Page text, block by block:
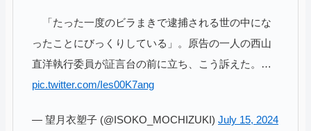
「たった一度のビラまきで逮捕される世の中にな
ったことにびっくりしている」。原告の一人の西山
直洋執行委員が証言台の前に立ち、こう訴えた。…
pic.twitter.com/Ies00K7ang
— 望月衣塑子 (@ISOKO_MOCHIZUKI) July 15, 2024